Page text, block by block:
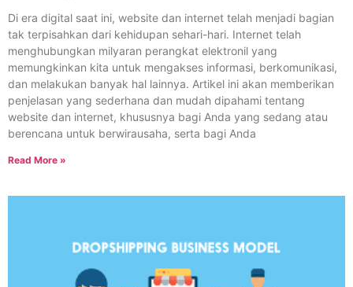
Di era digital saat ini, website dan internet telah menjadi bagian
tak terpisahkan dari kehidupan sehari-hari. Internet telah
menghubungkan milyaran perangkat elektronil yang
memungkinkan kita untuk mengakses informasi, berkomunikasi,
dan melakukan banyak hal lainnya. Artikel ini akan memberikan
penjelasan yang sederhana dan mudah dipahami tentang
website dan internet, khususnya bagi Anda yang sedang atau
berencana untuk berwirausaha, serta bagi Anda
Read More »